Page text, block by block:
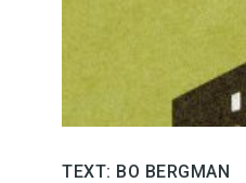
TEXT: BO BERGMAN